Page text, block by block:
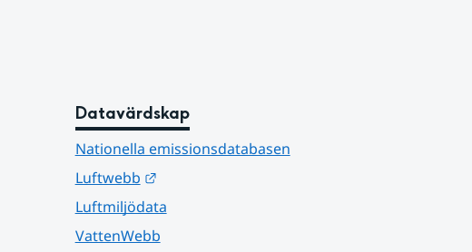
Datavärdskap
Nationella emissionsdatabasen
Luftwebb
Länk till annan webbplats.
Luftmiljödata
VattenWebb